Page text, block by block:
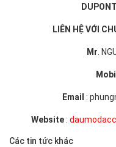
LIÊN HỆ VỚI
Mr .
Email :
Website:
Các tin tức khác